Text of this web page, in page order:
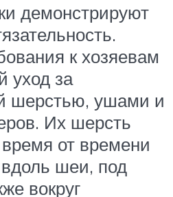
демонстрируют
к хозяевам
уход за
шерстью, ушами и
Их шерсть
от времени
вдоль шеи, под
вокруг